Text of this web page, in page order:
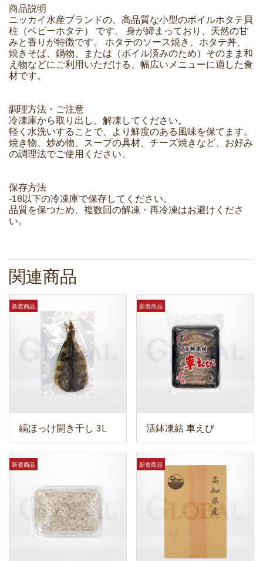
商品説明
ニッカイ水産ブランドの、高品質な小型のボイルホタテ貝
柱（ベビーホタテ） です。 身が締まっており、天然の甘
みと香りが特徴です。 ホタテのソース焼き、ホタテ丼、
焼きそば、鍋物、または（ボイル済みのため）そのまま和
え物などにご利用いただける、幅広いメニューに適した食
材です。
調理方法・ご注意
冷凍庫から取り出し、解凍してください。
軽く水洗いすることで、より鮮度のある風味を保てます。
焼き物、炒め物、スープの具材、チーズ焼きなど、お好み
の調理法でご使用ください。
保存方法
-18以下の冷凍庫で保存してください。
品質を保つため、複数回の解凍・再冷凍はお避けくださ
い。
関連商品
新着商品
縞ほっけ開き干し 3L
新着商品
活鉢凍結 車えび
新着商品 新着商品